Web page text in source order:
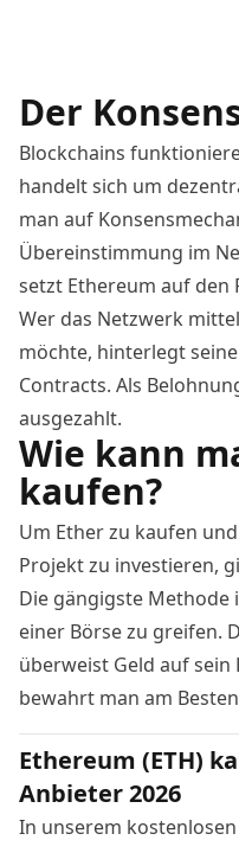
Der
Blockchains
handelt sich um
man auf
Übereinstimmung im
setzt Ethereum auf den
Wer das Netzwerk
möchte, hinterlegt
Contracts. Als
ausgezahlt.
Wie kann
kaufen?
Um Ether zu kaufen
Projekt zu investieren,
Die gängigste Methode
einer Börse zu greifen.
überweist Geld auf sein
bewahrt man am
Ethereum (ETH)
Anbieter 2026
In unserem kostenlosen